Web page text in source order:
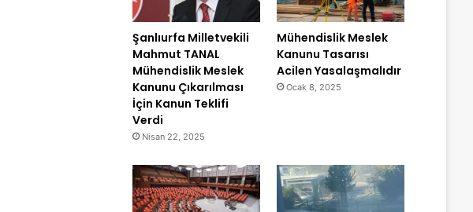
Şanlıurfa Milletvekili
Mahmut TANAL
Mühendislik Meslek
Kanunu Çıkarılması
İçin Kanun Teklifi
Verdi
Nisan 22, 2025
Mühendislik Meslek
Kanunu Tasarısı
Acilen Yasalaşmalıdır
Ocak 8, 2025